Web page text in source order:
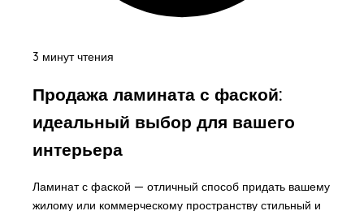
3 минут чтения
Продажа ламината с фаской:
идеальный выбор для вашего
интерьера
Ламинат с фаской — отличный способ придать вашему
жилому или коммерческому пространству стильный и